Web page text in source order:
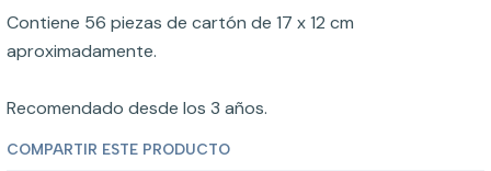
Contiene 56 piezas de cartón de 17 x 12 cm
aproximadamente.
Recomendado desde los 3 años.
COMPARTIR ESTE PRODUCTO